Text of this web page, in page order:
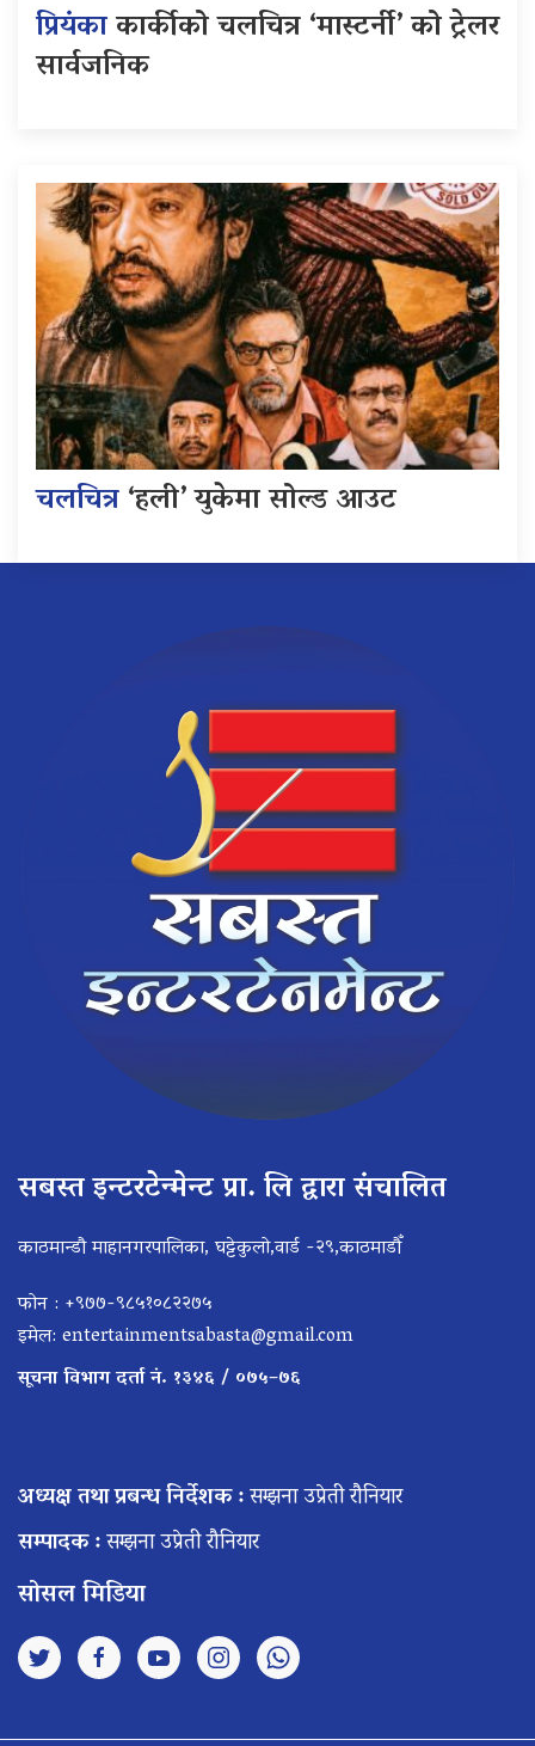
प्रियंकाकार्कीको चलचित्र ‘मास्टर्नी’ को ट्रेलर
सार्वजनिक
चलचित्र‘हली’ युकेमा सोल्ड आउट
सबस्त इन्टरटेन्मेन्ट प्रा. लि द्वारा संचालित
काठमान्डौ माहानगरपालिका, घट्टेकुलो,वार्ड -२९,काठमाडौँ
फोन : +९७७-९८५१०८२२७५
इमेल: entertainmentsabasta@gmail.com
सूचना विभाग दर्ता नं. १३४६ / ०७५–७६
अध्यक्ष तथा प्रबन्ध निर्देशक :सम्झना उप्रेती रौनियार
सम्पादक :सम्झना उप्रेती रौनियार
सोसल मिडिया